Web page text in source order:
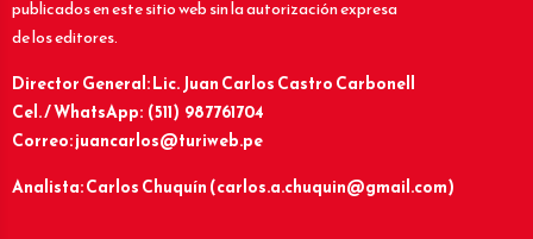
publicados en este sitio web sin la autorización expresa
de los editores.
Director General: Lic.Juan Carlos Castro Carbonell
Cel. / WhatsApp: (511) 987761704
Correo: juancarlos@turiweb.pe
Analista: Carlos Chuquín (carlos.a.chuquin@gmail.com)